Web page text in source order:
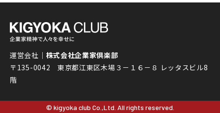
運営会社｜ 株式会社企業家倶楽部
〒135-0042 東京都江東区木場３－１６－８ レッタスビル8
階
© kigyoka club Co.,Ltd. All rights reserved.